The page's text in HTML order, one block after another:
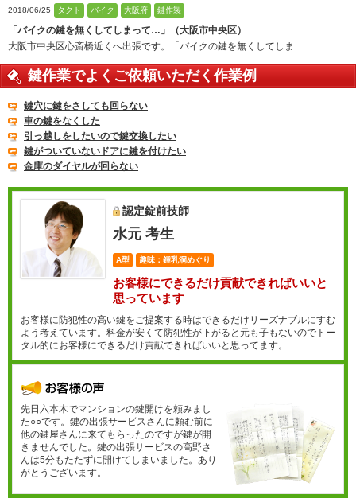
2018/06/25 タクト バイク 大阪府 鍵作製
「バイクの鍵を無くしてしまって…」（大阪市中央区）
大阪市中央区心斎橋近くへ出張です。「バイクの鍵を無くしてしま…
鍵作業でよくご依頼いただく作業例
鍵穴に鍵をさしても回らない
車の鍵をなくした
引っ越しをしたいので鍵交換したい
鍵がついていないドアに鍵を付けたい
金庫のダイヤルが回らない
認定錠前技師
水元 考生
A型 趣味：鍾乳洞めぐり
お客様にできるだけ貢献できればいいと
思っています
お客様に防犯性の高い鍵をご提案する時はできるだけリーズナブルにすむ
よう考えています。料金が安くて防犯性が下がると元も子もないのでトー
タル的にお客様にできるだけ貢献できればいいと思ってます。
先日六本木でマンションの鍵開けを頼みまし
た○○です。鍵の出張サービスさんに頼む前に
他の鍵屋さんに来てもらったのですが鍵が開
きませんでした。鍵の出張サービスの高野さ
んは5分もたたずに開けてしまいました。あり
がとうございます。